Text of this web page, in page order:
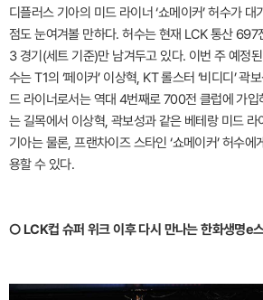
디플러스 기아의 미드 라이너 ‘쇼메이커’ 허수가
점도 눈여겨볼 만하다. 허수는 현재 LCK 통산
3 경기(세트 기준)만 남겨두고 있다. 이번 주 예정
수는 T1의 ‘페이커’ 이상혁, KT 롤스터 ‘비디디’ 곽
드 라이너로서는 역대 4번째로 700전 클럽에 가입
는 길목에서 이상혁, 곽보성과 같은 베테랑 미드
기아는 물론, 프랜차이즈 스타인 ‘쇼메이커’ 허수
용할 수 있다.
○ LCK컵 슈퍼 위크 이후 다시 만나는 한화생명e